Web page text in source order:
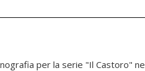
per la serie "Il Castoro"
configura uno dei fili rossi